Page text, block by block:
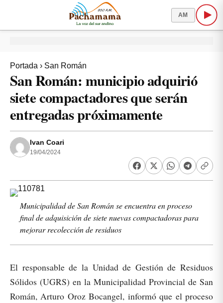
AM
Portada › San Román
San Román: municipio adquirió
siete compactadores que serán
entregadas próximamente
Ivan Coari
19/04/2024
Municipalidad de San Román se encuentra en proceso
final de adquisición de siete nuevas compactadoras para
mejorar recolección de residuos
El responsable de la Unidad de Gestión de Residuos
Sólidos (UGRS) en la Municipalidad Provincial de San
Román, Arturo Oroz Bocangel, informó que el proceso